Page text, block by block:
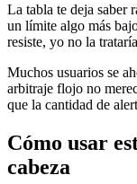
La tabla te deja saber
un límite algo más
resiste, yo no la
Muchos usuarios se
arbitraje flojo no
que la cantidad de
Cómo usar
cabeza